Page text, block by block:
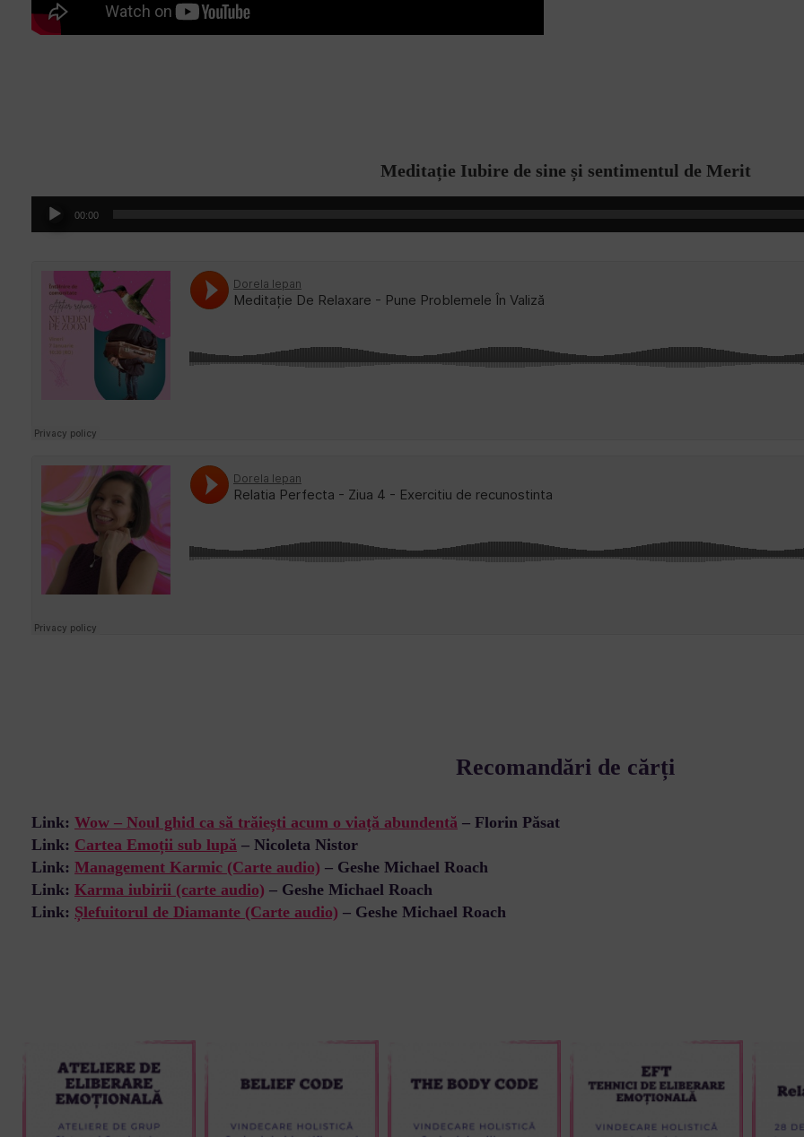
Meditație Iubire de sine și sentimentul de Merit
Player
audio
00:00
Recomandări de cărți
Link: Wow – Noul ghid ca să trăiești acum o viață abundentă – Florin Păsat
Link: Cartea Emoții sub lupă – Nicoleta Nistor
Link: Management Karmic (Carte audio) – Geshe Michael Roach
Link: Karma iubirii (carte audio) – Geshe Michael Roach
Link: Șlefuitorul de Diamante (Carte audio) – Geshe Michael Roach